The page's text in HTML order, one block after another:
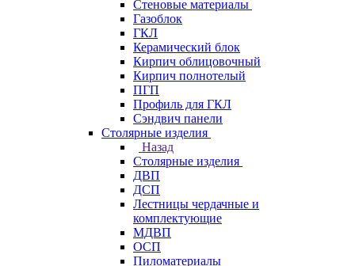
Стеновые материалы
Газоблок
ГКЛ
Керамический блок
Кирпич облицовочный
Кирпич полнотелый
ПГП
Профиль для ГКЛ
Сэндвич панели
Столярные изделия
Назад
Столярные изделия
ДВП
ДСП
Лестницы чердачные и
комплектующие
МДВП
ОСП
Пиломатериалы